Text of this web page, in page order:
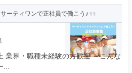
ーティワンで正社員で働こう♪
業界・職種未経験の方歓迎 ～こんな